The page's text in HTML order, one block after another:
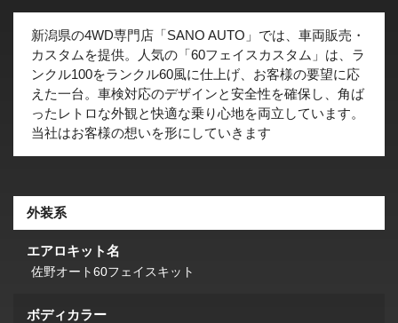
新潟県の4WD専門店「SANO AUTO」では、車両販売・
カスタムを提供。人気の「60フェイスカスタム」は、ラ
ンクル100をランクル60風に仕上げ、お客様の要望に応
えた一台。車検対応のデザインと安全性を確保し、角ば
ったレトロな外観と快適な乗り心地を両立しています。
当社はお客様の想いを形にしていきます
外装系
エアロキット名
佐野オート60フェイスキット
ボディカラー